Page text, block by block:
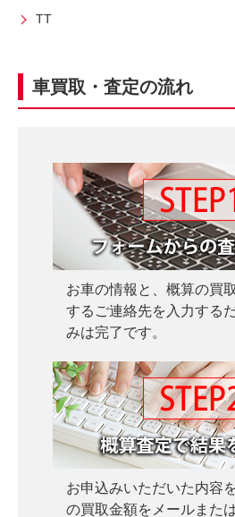
定
申
TT
車買取・査定の流れ
お車の情報と、概算の買
するご連絡先を入力する
みは完了です。
お申込みいただいた内容
の買取金額をメールまた